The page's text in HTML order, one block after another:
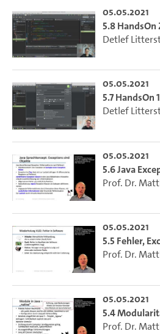
05.05.2021
5.8 HandsOn
Detlef
05.05.2021
5.7 HandsOn 1
Detlef
05.05.2021
5.6 Java
Prof. Dr.
05.05.2021
5.5 Fehler,
Prof. Dr.
05.05.2021
5.4
Prof. Dr.